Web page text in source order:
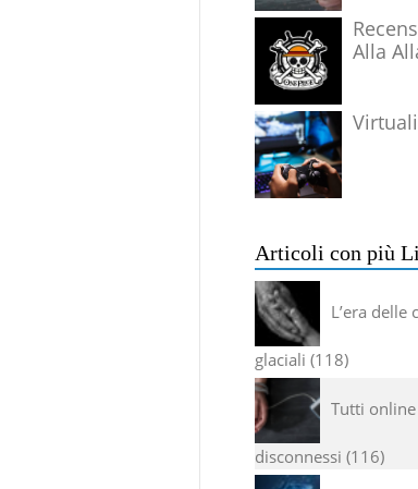
Alla
Articoli con più
L’era delle
glaciali 118
Tutti
disconnessi 116